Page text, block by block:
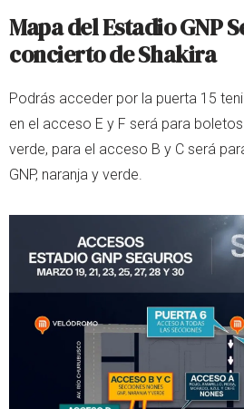
Mapa del Estadio GNP
concierto de Shakira
Podrás acceder por la puerta 15
en el acceso E y F será para
verde, para el acceso B y C será
GNP, naranja y verde.